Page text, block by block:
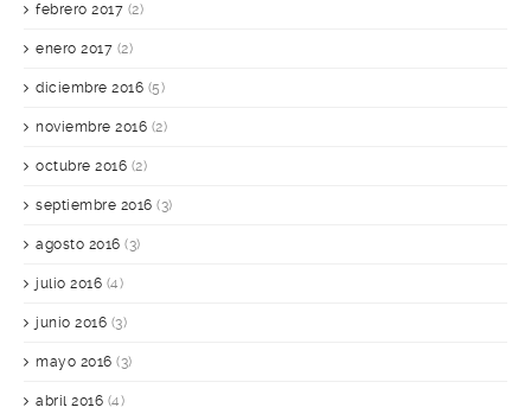
febrero 2017 (2)
enero 2017 (2)
diciembre 2016 (5)
noviembre 2016 (2)
octubre 2016 (2)
septiembre 2016 (3)
agosto 2016 (3)
julio 2016 (4)
junio 2016 (3)
mayo 2016 (3)
abril 2016 (4)